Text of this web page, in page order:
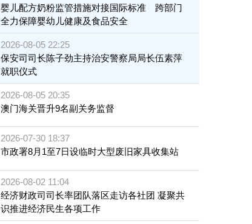
婴儿配方奶粉监管措施对接国际标准 跨部门
全力保障婴幼儿健康及食品安全
2026-08-05 22:25
保安司司长陈子劲主持治安警察局局长伍素萍
就职仪式
2026-08-05 20:35
澳门海关晋升9名副关务监督
2026-07-30 18:37
市政署8月1至7日设临时大型废旧家具收集站
2026-08-02 11:04
经济财政司司长率团队落区走访各社团 凝聚共
识推进经济民生各项工作